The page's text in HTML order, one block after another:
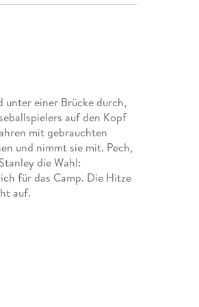
unter einer Brücke durch,
auf den Kopf
mit gebrauchten
und nimmt sie mit. Pech,
die Wahl:
für das Camp. Die Hitze
auf.